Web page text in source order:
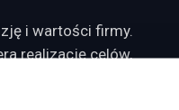
i wartości firmy.
realizację celów,